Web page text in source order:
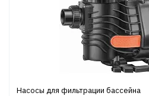
Насосы для фильтрации бассейна